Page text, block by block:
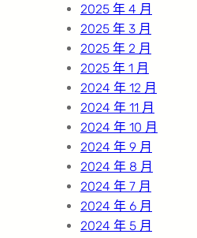
2025 年 4 月
2025 年 3 月
2025 年 2 月
2025 年 1 月
2024 年 12 月
2024 年 11 月
2024 年 10 月
2024 年 9 月
2024 年 8 月
2024 年 7 月
2024 年 6 月
2024 年 5 月